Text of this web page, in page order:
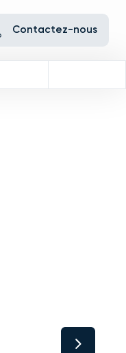
Contactez-nous
through all the